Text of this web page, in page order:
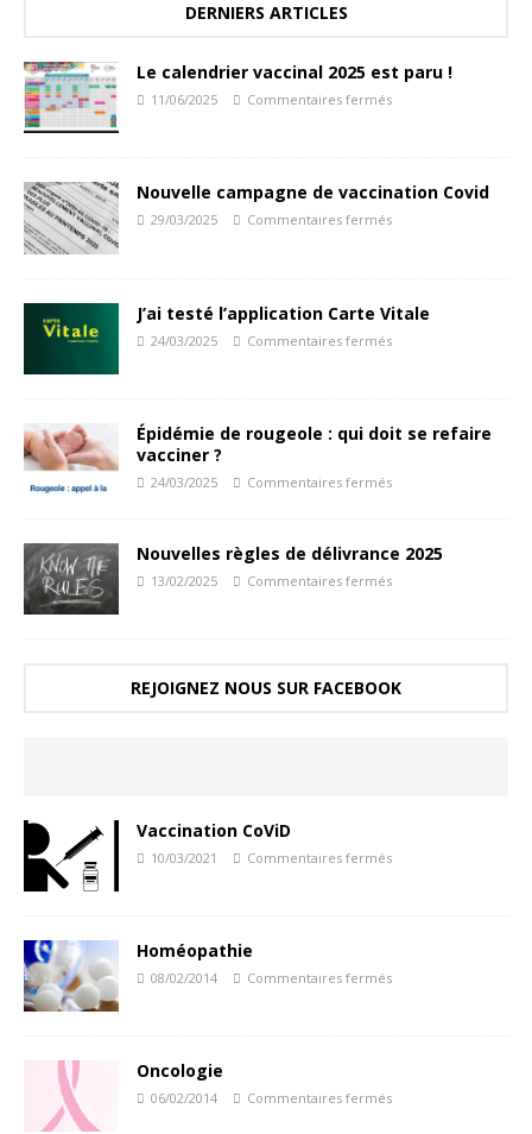
DERNIERS ARTICLES
Le calendrier vaccinal 2025 est paru !
11/06/2025 Commentaires fermés
Nouvelle campagne de vaccination Covid
29/03/2025 Commentaires fermés
J’ai testé l’application Carte Vitale
24/03/2025 Commentaires fermés
Épidémie de rougeole : qui doit se refaire
vacciner ?
24/03/2025 Commentaires fermés
Nouvelles règles de délivrance 2025
13/02/2025 Commentaires fermés
REJOIGNEZ NOUS SUR FACEBOOK
Vaccination CoViD
10/03/2021 Commentaires fermés
Homéopathie
08/02/2014 Commentaires fermés
Oncologie
06/02/2014 Commentaires fermés